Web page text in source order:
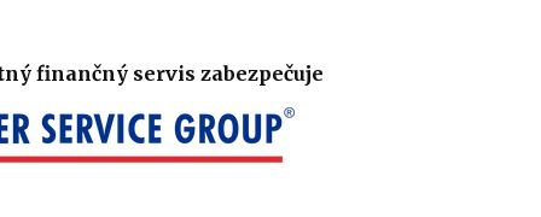
finančný servis zabezpečuje